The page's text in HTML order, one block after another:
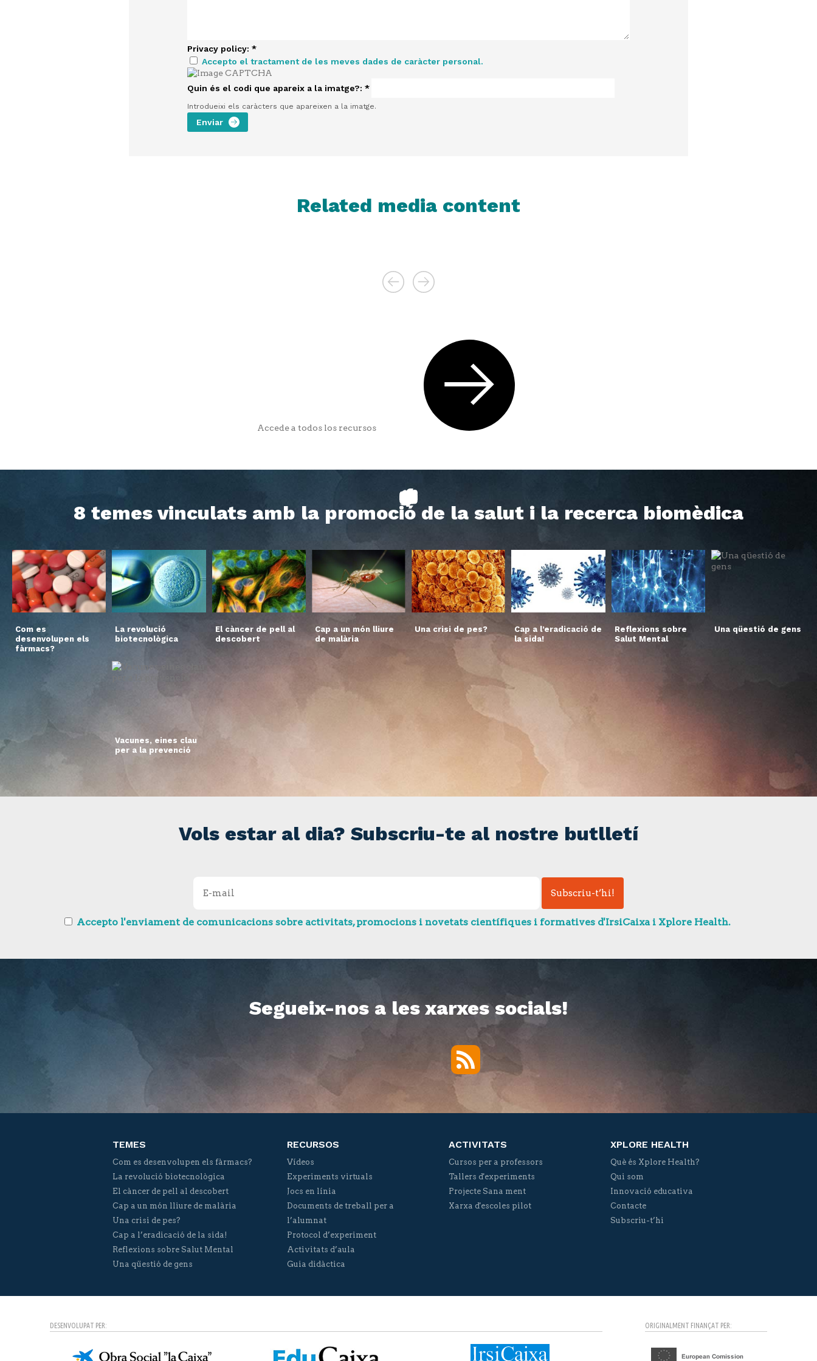
Privacy policy: *
Accepto el tractament de les meves dades de caràcter personal.
Quin és el codi que apareix a la imatge?: *
Introdueixi els caràcters que apareixen a la imatge.
Related media content
Accede a todos los recursos
8 temes vinculats amb la promoció de la salut i la recerca biomèdica
Com es
desenvolupen els
fàrmacs?
La revolució
biotecnològica
El càncer de pell al
descobert
Cap a un món lliure
de malària
Una crisi de pes?
Cap a l’eradicació de
la sida!
Reflexions sobre
Salut Mental
Una qüestió de gens
Vacunes, eines clau
per a la prevenció
Vols estar al dia? Subscriu-te al nostre butlletí
Accepto l'enviament de comunicacions sobre activitats, promocions i novetats científiques i formatives d'IrsiCaixa i Xplore Health.
Segueix-nos a les xarxes socials!
RSS
TEMES
Com es desenvolupen els fàrmacs?
La revolució biotecnològica
El càncer de pell al descobert
Cap a un món lliure de malària
Una crisi de pes?
Cap a l’eradicació de la sida!
Reflexions sobre Salut Mental
Una qüestió de gens
RECURSOS
Vídeos
Experiments virtuals
Jocs en línia
Documents de treball per a
l’alumnat
Protocol d’experiment
Activitats d’aula
Guia didàctica
ACTIVITATS
Cursos per a professors
Tallers d'experiments
Projecte Sana ment
Xarxa d'escoles pilot
XPLORE HEALTH
Què és Xplore Health?
Qui som
Innovació educativa
Contacte
Subscriu-t’hi
DESENVOLUPAT PER: ORIGINALMENT FINANÇAT PER: